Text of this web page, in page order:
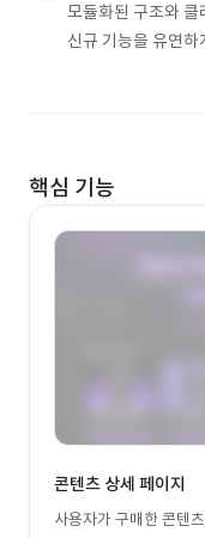
모듈화된 구조와
신규 기능을 유연
핵심 기능
콘텐츠 상세 페이지
사용자가 구매한 콘텐